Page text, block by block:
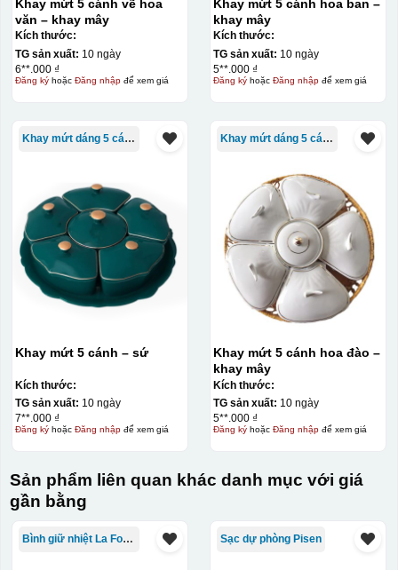
Khay mứt 5 cánh vẽ hoa
văn – khay mây
Kích thước:
TG sản xuất: 10 ngày
6**.000 ₫
Đăng kýhoặc Đăng nhậpđể xem giá
Khay mứt 5 cánh hoa ban –
khay mây
Kích thước:
TG sản xuất: 10 ngày
5**.000 ₫
Đăng kýhoặc Đăng nhậpđể xem giá
Khay mứt dáng 5 cánh
Khay mứt 5 cánh – sứ
Kích thước:
TG sản xuất: 10 ngày
7**.000 ₫
Đăng kýhoặc Đăng nhậpđể xem giá
Khay mứt dáng 5 cánh
Khay mứt 5 cánh hoa đào –
khay mây
Kích thước:
TG sản xuất: 10 ngày
5**.000 ₫
Đăng kýhoặc Đăng nhậpđể xem giá
Sản phẩm liên quan khác danh mục với giá
gần bằng
Bình giữ nhiệt La Fonte Sạc dự phòng Pisen